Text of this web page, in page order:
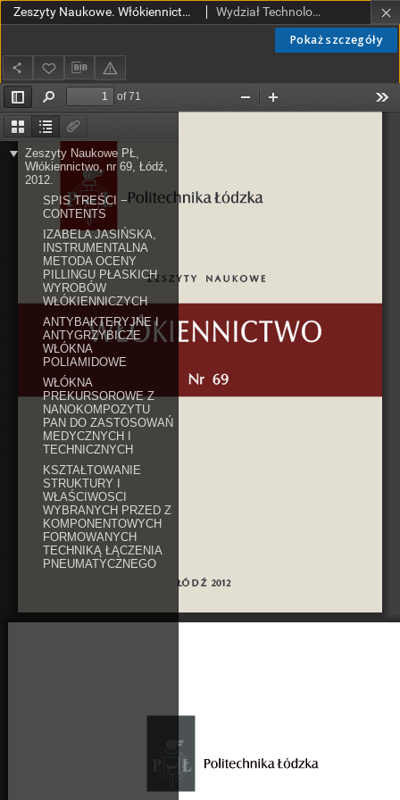
Pokaż szczegóły
Zeszyty Naukowe. Włókiennictwo nr 69 (2012) Wydział Technologii Materiałowych i Wzornictwa Tekstyliów